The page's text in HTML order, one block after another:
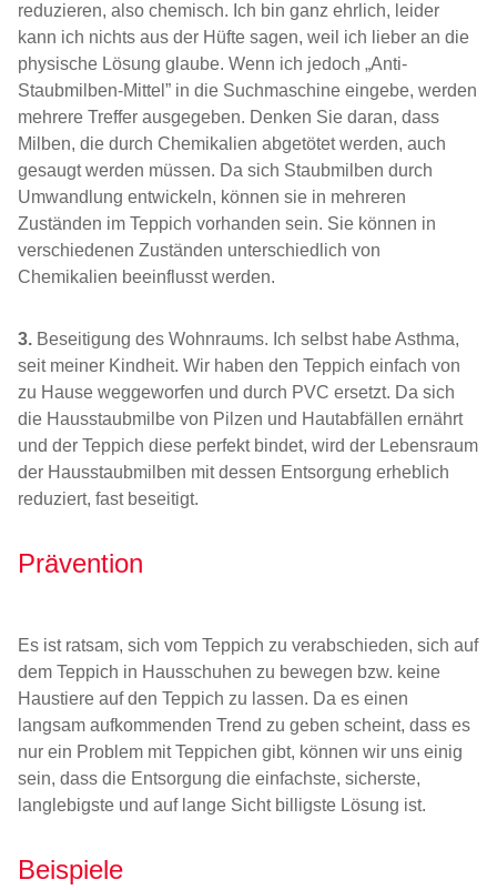
reduzieren, also chemisch. Ich bin ganz ehrlich, leider
kann ich nichts aus der Hüfte sagen, weil ich lieber an die
physische Lösung glaube. Wenn ich jedoch „Anti-
Staubmilben-Mittel” in die Suchmaschine eingebe, werden
mehrere Treffer ausgegeben. Denken Sie daran, dass
Milben, die durch Chemikalien abgetötet werden, auch
gesaugt werden müssen. Da sich Staubmilben durch
Umwandlung entwickeln, können sie in mehreren
Zuständen im Teppich vorhanden sein. Sie können in
verschiedenen Zuständen unterschiedlich von
Chemikalien beeinflusst werden.
3. Beseitigung des Wohnraums. Ich selbst habe Asthma,
seit meiner Kindheit. Wir haben den Teppich einfach von
zu Hause weggeworfen und durch PVC ersetzt. Da sich
die Hausstaubmilbe von Pilzen und Hautabfällen ernährt
und der Teppich diese perfekt bindet, wird der Lebensraum
der Hausstaubmilben mit dessen Entsorgung erheblich
reduziert, fast beseitigt.
Prävention
Es ist ratsam, sich vom Teppich zu verabschieden, sich auf
dem Teppich in Hausschuhen zu bewegen bzw. keine
Haustiere auf den Teppich zu lassen. Da es einen
langsam aufkommenden Trend zu geben scheint, dass es
nur ein Problem mit Teppichen gibt, können wir uns einig
sein, dass die Entsorgung die einfachste, sicherste,
langlebigste und auf lange Sicht billigste Lösung ist.
Beispiele